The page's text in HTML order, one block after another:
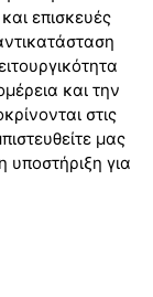
επισκευές
και την
στις
μας
υποστήριξη για